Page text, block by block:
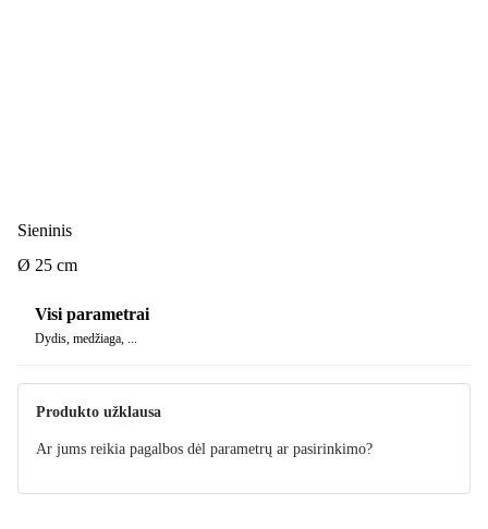
Sieninis
Ø 25 cm
Visi parametrai
Dydis, medžiaga, ...
Produkto užklausa
Ar jums reikia pagalbos dėl parametrų ar pasirinkimo?